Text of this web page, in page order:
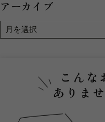
アーカイブ
こんな
ありま